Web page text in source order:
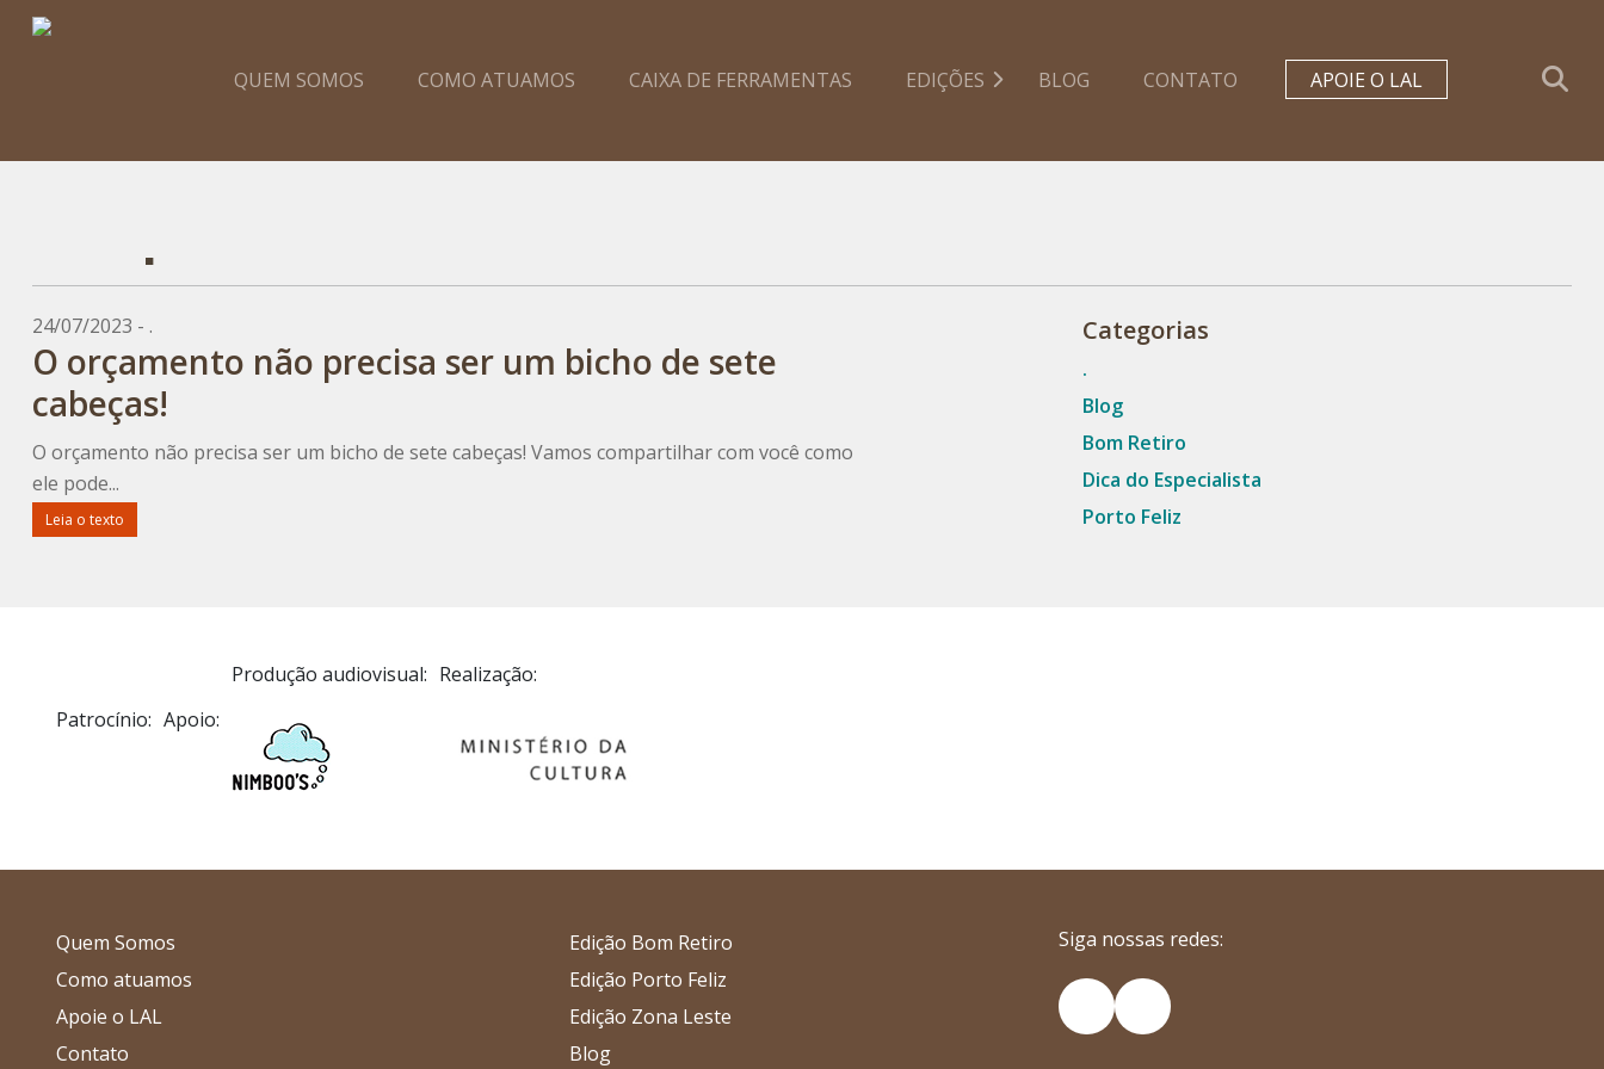
QUEM SOMOS COMO ATUAMOS CAIXA DE FERRAMENTAS EDIÇÕES BLOG CONTATO APOIE O LAL
.
24/07/2023 - .
O orçamento não precisa ser um bicho de sete
cabeças!
O orçamento não precisa ser um bicho de sete cabeças! Vamos compartilhar com você como
ele pode...
Leia o texto
Categorias
.
Blog
Bom Retiro
Dica do Especialista
Porto Feliz
Patrocínio: Apoio:
Produção audiovisual: Realização:
Quem Somos
Como atuamos
Apoie o LAL
Contato
Edição Bom Retiro
Edição Porto Feliz
Edição Zona Leste
Blog
Siga nossas redes:
InstagramYouTube